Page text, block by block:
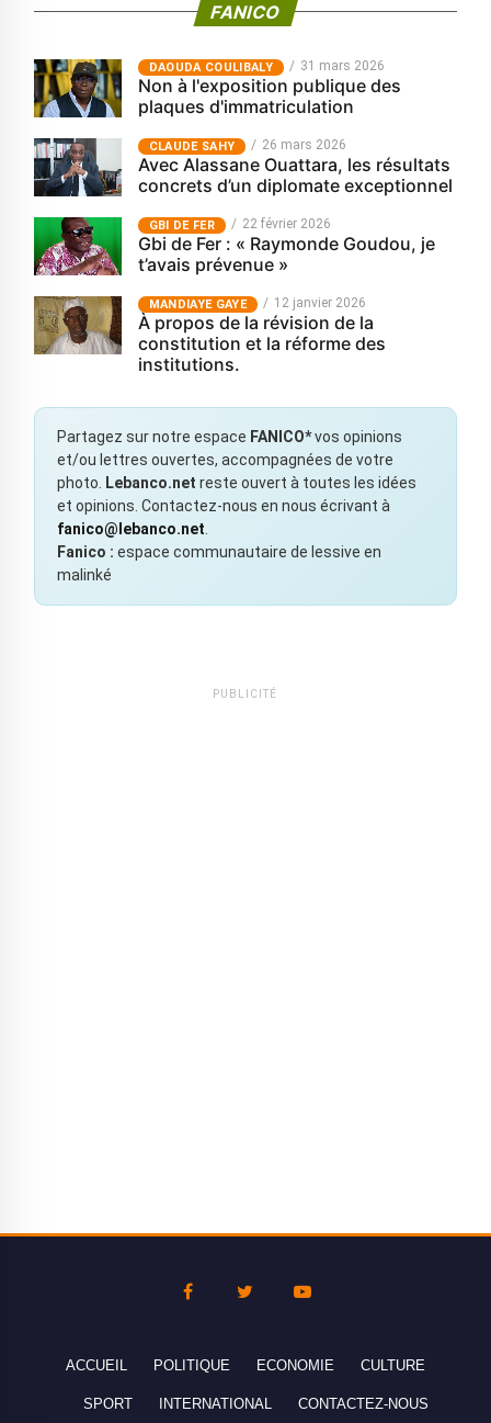
FANICO
‎DAOUDA COULIBALY 31 mars 2026
Non à l'exposition publique des
plaques d'immatriculation
CLAUDE SAHY 26 mars 2026
Avec Alassane Ouattara, les résultats
concrets d’un diplomate exceptionnel
GBI DE FER 22 février 2026
Gbi de Fer : « Raymonde Goudou, je
t’avais prévenue »
MANDIAYE GAYE 12 janvier 2026
À propos de la révision de la
constitution et la réforme des
institutions.
Partagez sur notre espace FANICO*vos opinions
et/ou lettres ouvertes, accompagnées de votre
photo.
Lebanco.net reste ouvert à toutes les idées
et opinions. Contactez-nous en nous écrivant à
fanico@lebanco.net
Fanico : espace communautaire de lessive en
malinké
PUBLICITÉ
ACCUEIL POLITIQUE ECONOMIE CULTURE
SPORT INTERNATIONAL CONTACTEZ-NOUS